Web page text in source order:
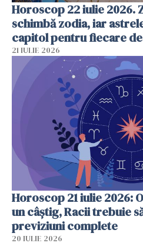
Horoscop 22 iulie 2026.
schimbă zodia, iar
capitol pentru fiecare
21 IULIE 2026
Horoscop 21 iulie 2026:
un câștig, Racii trebuie
previziuni complete
20 IULIE 2026